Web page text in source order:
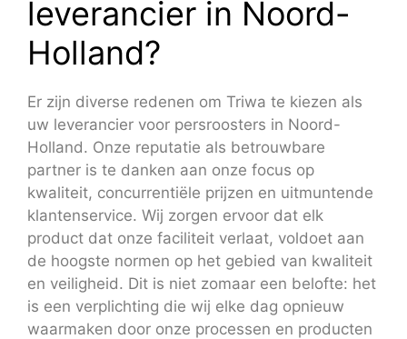
leverancier in Noord-
Holland?
Er zijn diverse redenen om Triwa te kiezen als
uw leverancier voor persroosters in Noord-
Holland. Onze reputatie als betrouwbare
partner is te danken aan onze focus op
kwaliteit, concurrentiële prijzen en uitmuntende
klantenservice. Wij zorgen ervoor dat elk
product dat onze faciliteit verlaat, voldoet aan
de hoogste normen op het gebied van kwaliteit
en veiligheid. Dit is niet zomaar een belofte: het
is een verplichting die wij elke dag opnieuw
waarmaken door onze processen en producten